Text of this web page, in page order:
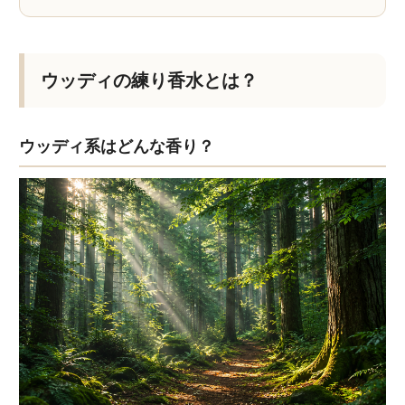
ウッディの練り香水とは？
ウッディ系はどんな香り？